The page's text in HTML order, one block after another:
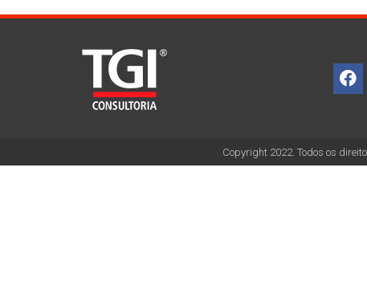
Copyright 2022. Todos os